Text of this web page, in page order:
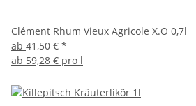
Clément Rhum Vieux Agricole X.O 0,7l
ab 41,50 € *
ab 59,28 € pro l